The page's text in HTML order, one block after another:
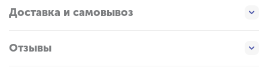
Доставка и самовывоз
Отзывы